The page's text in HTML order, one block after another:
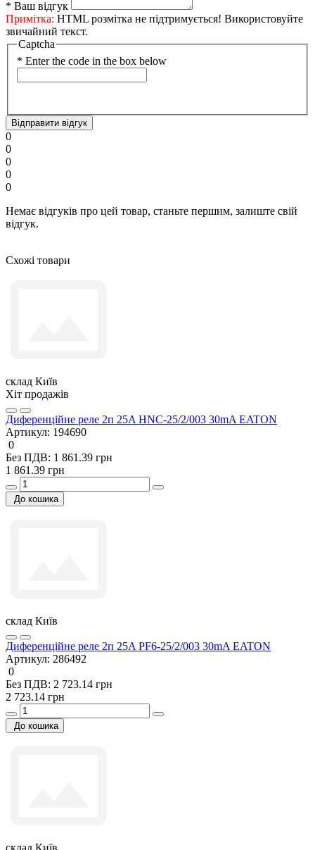
* Ваш відгук
Примітка: HTML розмітка не підтримується! Використовуйте
звичайний текст.
Captcha
* Enter the code in the box below
Відправити відгук
0
0
0
0
0
Немає відгуків про цей товар, станьте першим, залиште свій
відгук.
Схожі товари
склад Київ
Хіт продажів
Диференційне реле 2п 25A HNC-25/2/003 30mA EATON
Артикул: 194690
0
Без ПДВ: 1 861.39 грн
1 861.39 грн
До кошика
склад Київ
Диференційне реле 2п 25A PF6-25/2/003 30mA EATON
Артикул: 286492
0
Без ПДВ: 2 723.14 грн
2 723.14 грн
До кошика
склад Київ